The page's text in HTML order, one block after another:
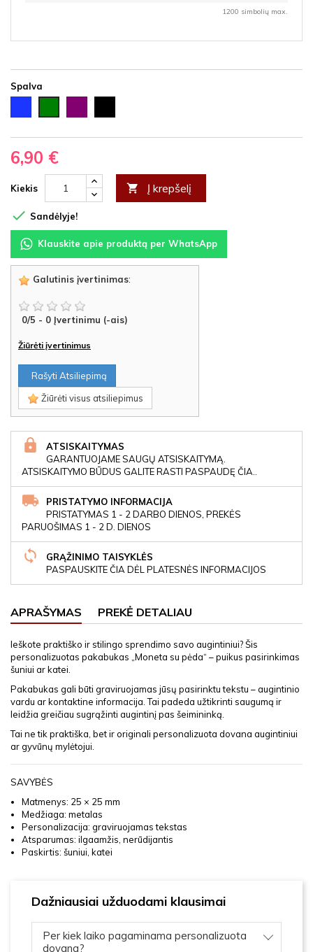
1200 simbolių max.
Spalva
6,90 €
Kiekis  Į krepšelį
 Sandėlyje!
Klauskite apie produktą per WhatsApp
Galutinis įvertinimas:
0/5 - 0 Įvertinimu (-ais)
Žiūrėti įvertinimus
Rašyti Atsiliepimą
Žiūrėti visus atsiliepimus
ATSISKAITYMAS
GARANTUOJAME SAUGŲ ATSISKAITYMĄ.
ATSISKAITYMO BŪDUS GALITE RASTI PASPAUDĘ ČIA..
PRISTATYMO INFORMACIJA
PRISTATYMAS 1 - 2 DARBO DIENOS, PREKĖS
PARUOŠIMAS 1 - 2 D. DIENOS
GRĄŽINIMO TAISYKLĖS
PASPAUSKITE ČIA DĖL PLATESNĖS INFORMACIJOS
APRAŠYMAS PREKĖ DETALIAU
Ieškote praktiško ir stilingo sprendimo savo augintiniui? Šis
personalizuotas pakabukas „Moneta su pėda“ – puikus pasirinkimas
šuniui ar katei.
Pakabukas gali būti graviruojamas jūsų pasirinktu tekstu – augintinio
vardu ar kontaktine informacija. Tai padeda užtikrinti saugumą ir
leidžia greičiau sugrąžinti augintinį pas šeimininką.
Tai ne tik praktiška, bet ir originali personalizuota dovana augintiniui
ar gyvūnų mylėtojui.
SAVYBĖS
Matmenys: 25 × 25 mm
Medžiaga: metalas
Personalizacija: graviruojamas tekstas
Atsparumas: ilgaamžis, nerūdijantis
Paskirtis: šuniui, katei
Dažniausiai užduodami klausimai
Per kiek laiko pagaminama personalizuota
dovana?